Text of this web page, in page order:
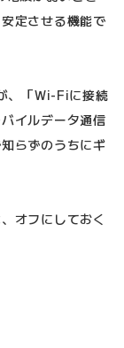
定させる機能で
、「Wi-Fiに接続
イルデータ通信
らずのうちにギ
オフにしておく